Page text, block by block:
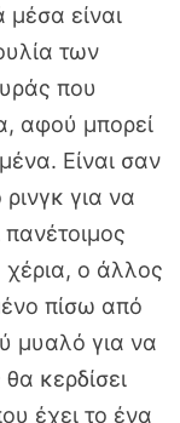
μέσα είναι
των
που
αφού μπορεί
Είναι σαν
για να
χέρια, ο άλλος
πίσω από
μυαλό για να
κερδίσει
έχει το ένα